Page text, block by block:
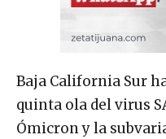
Baja California Sur
quinta ola del virus
Ómicron y la